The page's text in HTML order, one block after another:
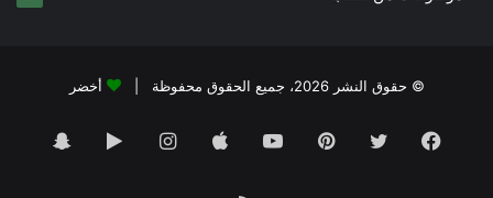
© حقوق النشر 2026، جميع الحقوق محفوظة | أخضر
فيسبوك تويتر بينتيريستيوتيوب انستقرام‏Google